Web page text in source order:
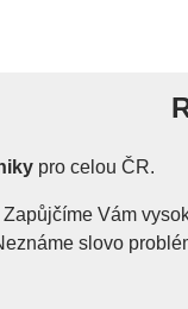
pro celou ČR.
Vám
slovo